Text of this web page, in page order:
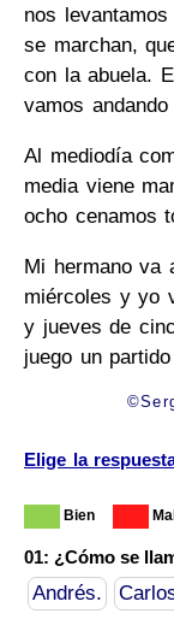
nos
se marchan,
con la abuela.
vamos
Al mediodía
media viene
ocho cenamos
Mi hermano va
miércoles y yo
y jueves de
juego un
Elige la
Bien Mal
01: ¿Cómo se
Andrés.